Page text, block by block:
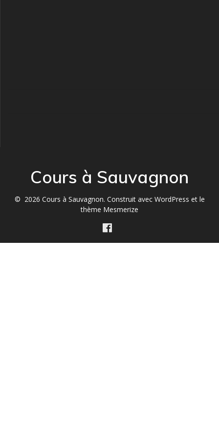
Cours à Sauvagnon
© 2026 Cours à Sauvagnon. Construit avec WordPress et le
thème Mesmerize